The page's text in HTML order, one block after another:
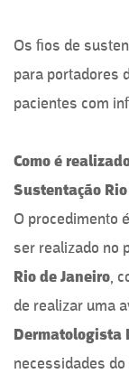
Os fios de
para portadores
pacientes com
Como é
Sustentação
O procedimento
ser realizado no
Rio de Janeiro,
de realizar uma
Dermatologista
necessidades